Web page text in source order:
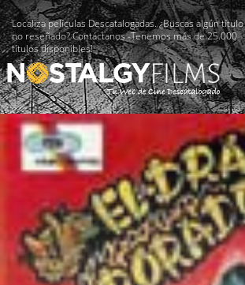
Localiza películas Descatalogadas. ¿Buscas algún título
no reseñado? Contáctanos -Tenemos más de 25.000
títulos disponibles!